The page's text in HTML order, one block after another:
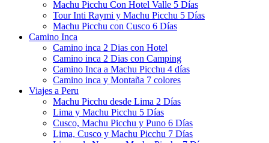
Machu Picchu Con Hotel Valle 5 Días
Tour Inti Raymi y Machu Picchu 5 Días
Machu Picchu con Cusco 6 Días
Camino Inca
Camino inca 2 Dias con Hotel
Camino inca 2 Dias con Camping
Camino Inca a Machu Picchu 4 días
Camino inca y Montaña 7 colores
Viajes a Peru
Machu Picchu desde Lima 2 Días
Lima y Machu Picchu 5 Días
Cusco, Machu Picchu y Puno 6 Días
Lima, Cusco y Machu Picchu 7 Días